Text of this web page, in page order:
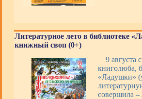
Литературное лето в библиотеке
книжный своп (0+)
9 августа
книголюба,
«Ладушки»
совершила –